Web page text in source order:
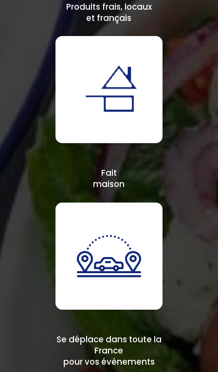
Produits frais, locaux
et français
Fait
maison
Se déplace dans toute la
France
pour vos événements